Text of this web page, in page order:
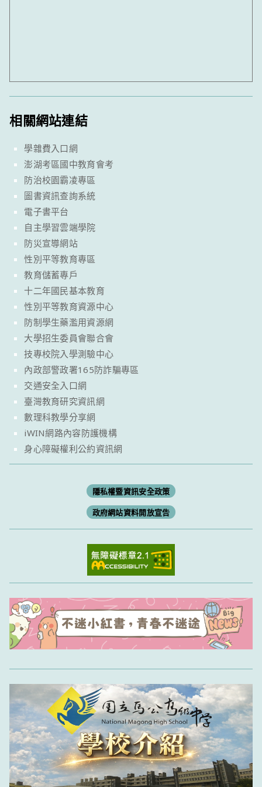
相關網站連結
學雜費入口網
澎湖考區國中教育會考
防治校園霸凌專區
圖書資訊查詢系統
電子書平台
自主學習雲端學院
防災宣導網站
性別平等教育專區
教育儲蓄專戶
十二年國民基本教育
性別平等教育資源中心
防制學生藥濫用資源網
大學招生委員會聯合會
技專校院入學測驗中心
內政部警政署165防詐騙專區
交通安全入口網
臺灣教育研究資訊網
數理科教學分享網
iWIN網路內容防護機構
身心障礙權利公約資訊網
隱私權暨資訊安全政策
政府網站資料開放宣告